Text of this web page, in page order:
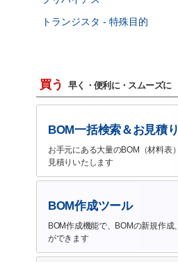
トランジスタ - 特殊目的
買う 早く・便利に・スムーズに
BOM一括検索＆お見積り
お手元にある大量のBOM（材料表
見積りいたします
BOM作成ツール
BOM作成機能で、BOMの新規作
ができます